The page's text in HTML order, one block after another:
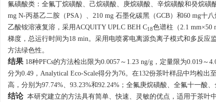
氟磺酸类：全氟丁烷磺酸、己烷磺酸、庚烷磺酸、辛烷磺酸和癸烷磺
mg N-丙基乙二胺（PSA）、210 mg 石墨化碳黑（GCB）和60 mg十八
乙酸铵溶液复溶，采用ACQUITY UPLC BEH C18色谱柱（2.1
梯度，总运行时间为18 min。采用电喷雾电离源负离子模式和多反应
方法绿色性。
结果 18种PFCs的方法检出限为0.0057～1.23 ng/g，定量限为0.019～
分为0.49，Analytical Eco-Scale得分为76。在132份茶叶样品中均检
高，分别为97.74%、93.23%和92.24%；全氟庚烷磺酸、全氟十一酸
结论 本研究建立的方法具有简单、快速、灵敏的优点，适用于茶叶